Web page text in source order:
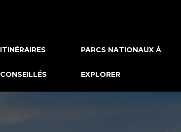
ITINÉRAIRES
CONSEILLÉS
PARCS NATIONAUX À
EXPLORER